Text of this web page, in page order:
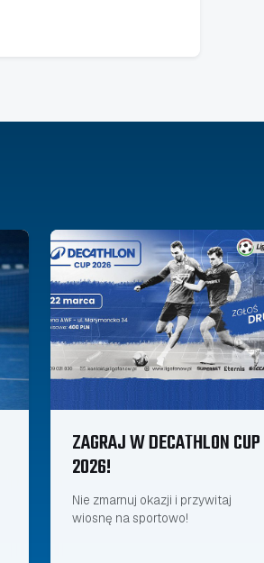
ZAGRAJ W DECATHLON CUP
2026!
Nie zmarnuj okazji i przywitaj
wiosnę na sportowo!